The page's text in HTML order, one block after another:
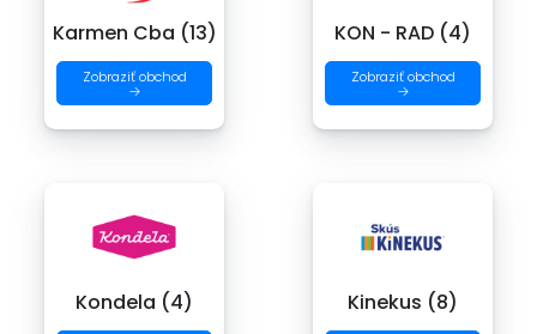
Karmen Cba (13)
Zobraziť obchod
→
KON - RAD (4)
Zobraziť obchod
→
Kondela (4) Kinekus (8)